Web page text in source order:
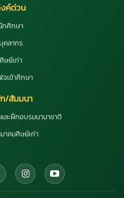
ค์ด่วน
กศึกษา
บุคลากร
ศิษย์เก่า
จเข้าศึกษา
/สัมมนา
ละฝึกอบรมนานาชาติ
าคมศิษย์เก่า